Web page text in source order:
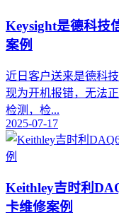
Keysight是德科技
案例
近日客户送来是德科
现为开机报错，无法
检测，检...
2025-07-17
Keithley吉时利
卡维修案例